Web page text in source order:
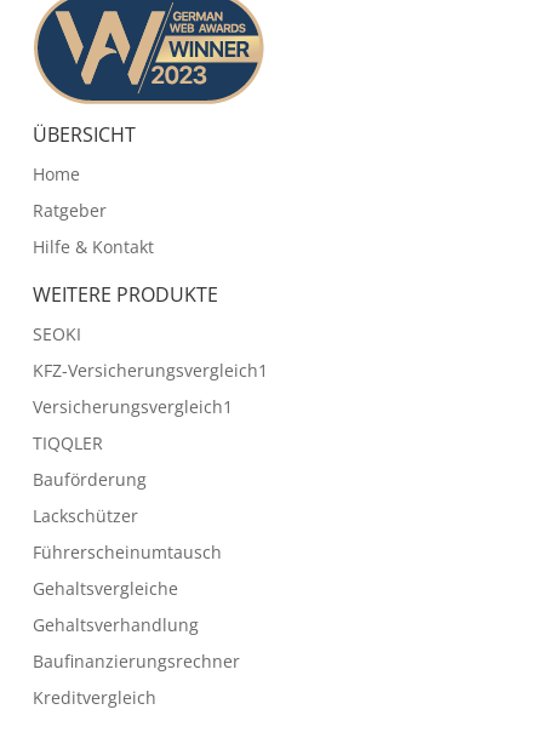
ÜBERSICHT
Home
Ratgeber
Hilfe & Kontakt
WEITERE PRODUKTE
SEOKI
KFZ-Versicherungsvergleich1
Versicherungsvergleich1
TIQQLER
Bauförderung
Lackschützer
Führerscheinumtausch
Gehaltsvergleiche
Gehaltsverhandlung
Baufinanzierungsrechner
Kreditvergleich